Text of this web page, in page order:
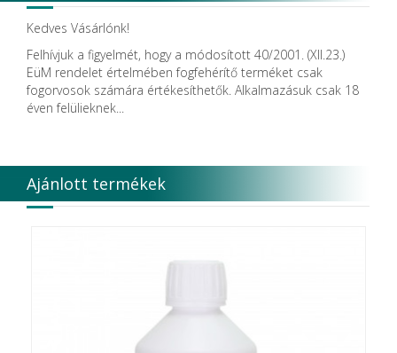
Kedves Vásárlónk!
Felhívjuk a figyelmét, hogy a módosított 40/2001. (XII.23.)
EüM rendelet értelmében fogfehérítő terméket csak
fogorvosok számára értékesíthetők. Alkalmazásuk csak 18
éven felülieknek...
Ajánlott termékek